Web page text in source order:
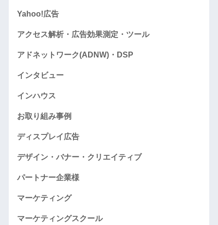
Yahoo!広告
アクセス解析・広告効果測定・ツール
アドネットワーク(ADNW)・DSP
インタビュー
インハウス
お取り組み事例
ディスプレイ広告
デザイン・バナー・クリエイティブ
パートナー企業様
マーケティング
マーケティングスクール